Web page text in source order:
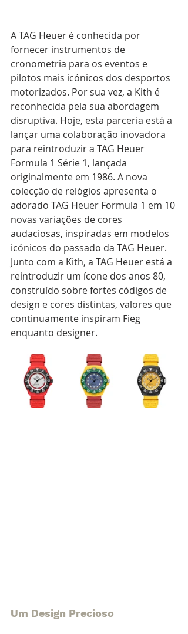
A TAG Heuer é conhecida por
fornecer instrumentos de
cronometria para os eventos e
pilotos mais icónicos dos desportos
motorizados. Por sua vez, a Kith é
reconhecida pela sua abordagem
disruptiva. Hoje, esta parceria está a
lançar uma colaboração inovadora
para reintroduzir a TAG Heuer
Formula 1 Série 1, lançada
originalmente em 1986. A nova
colecção de relógios apresenta o
adorado TAG Heuer Formula 1 em 10
novas variações de cores
audaciosas, inspiradas em modelos
icónicos do passado da TAG Heuer.
Junto com a Kith, a TAG Heuer está a
reintroduzir um ícone dos anos 80,
construído sobre fortes códigos de
design e cores distintas, valores que
continuamente inspiram Fieg
enquanto designer.
Um Design Precioso